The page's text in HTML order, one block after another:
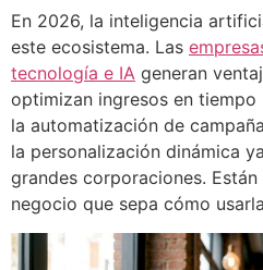
En 2026, la inteligencia
este ecosistema. Las
tecnología e IA generan
optimizan ingresos en tiempo
la automatización de
la personalización dinámica
grandes corporaciones.
negocio que sepa cómo